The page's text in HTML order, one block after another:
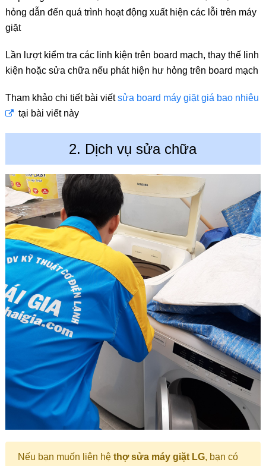
hỏng dẫn đến quá trình hoạt động xuất hiện các lỗi trên máy
giặt
Lần lượt kiểm tra các linh kiện trên board mạch, thay thế linh
kiện hoặc sửa chữa nếu phát hiện hư hỏng trên board mạch
Tham khảo chi tiết bài viếtsửa board máy giặt giá bao nhiêu
tại bài viết này
2. Dịch vụ sửa chữa
Nếu bạn muốn liên hệ thợ sửa máy giặt LG, bạn có